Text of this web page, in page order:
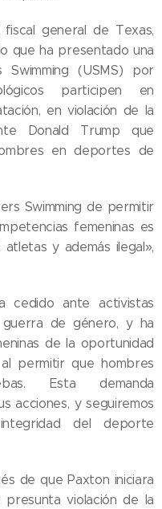
fiscal general de Texas,
que ha presentado una
Swimming (USMS) por
participen en
en violación de la
Donald Trump que
en deportes de
Swimming de permitir
femeninas es
y además ilegal»,
cedido ante activistas
guerra de género, y ha
de la oportunidad
permitir que hombres
Esta demanda
acciones, y seguiremos
del deporte
de que Paxton iniciara
violación de la